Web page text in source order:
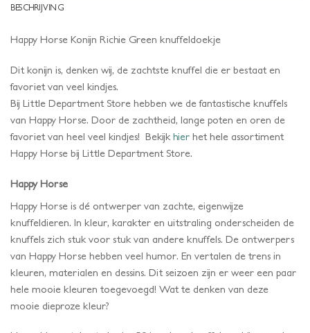
BESCHRIJVING
Happy Horse Konijn Richie Green knuffeldoekje
Dit konijn is, denken wij, de zachtste knuffel die er bestaat en
favoriet van veel kindjes.
Bij Little Department Store hebben we de fantastische knuffels
van Happy Horse. Door de zachtheid, lange poten en oren de
favoriet van heel veel kindjes! Bekijk hier het hele assortiment
Happy Horse bij Little Department Store.
Happy Horse
Happy Horse is dé ontwerper van zachte, eigenwijze
knuffeldieren. In kleur, karakter en uitstraling onderscheiden de
knuffels zich stuk voor stuk van andere knuffels. De ontwerpers
van Happy Horse hebben veel humor. En vertalen de trens in
kleuren, materialen en dessins. Dit seizoen zijn er weer een paar
hele mooie kleuren toegevoegd! Wat te denken van deze
mooie dieproze kleur?